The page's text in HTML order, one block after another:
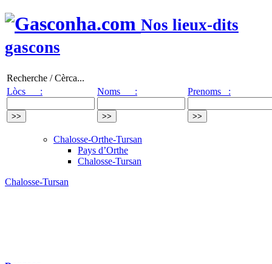
Nos lieux-dits
gascons
Recherche / Cèrca...
Lòcs :
Noms : Prenoms :
Chalosse-Orthe-Tursan
Pays d’Orthe
Chalosse-Tursan
Chalosse-Tursan